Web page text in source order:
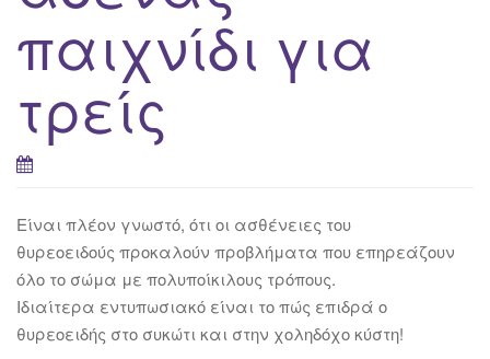
παιχνίδι για
τρείς
Είναι πλέον γνωστό, ότι οι ασθένειες του
θυρεοειδούς προκαλούν προβλήματα που επηρεάζουν
όλο το σώμα με πολυποίκιλους τρόπους.
Ιδιαίτερα εντυπωσιακό είναι το πώς επιδρά ο
θυρεοειδής στο συκώτι και στην χοληδόχο κύστη!